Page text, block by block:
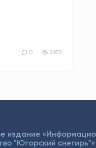
0 2672
издание
"Югорский снегирь"»